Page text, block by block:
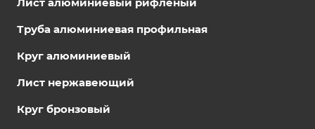
Труба алюминиевая профильная
Круг алюминиевый
Лист нержавеющий
Круг бронзовый